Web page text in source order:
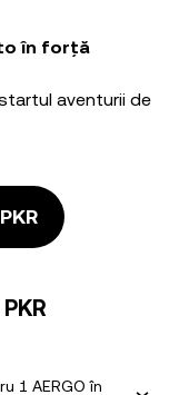
în forță
aventurii de
1 AERGO în